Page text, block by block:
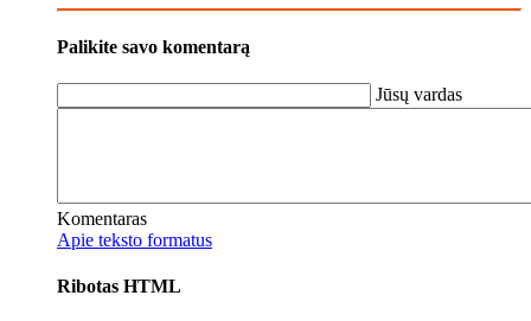
Palikite savo komentarą
Jūsų vardas
Komentaras
Apie teksto formatus
Ribotas HTML